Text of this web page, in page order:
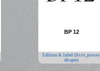
BP 12
Edition & label (livre, presse,
disque)